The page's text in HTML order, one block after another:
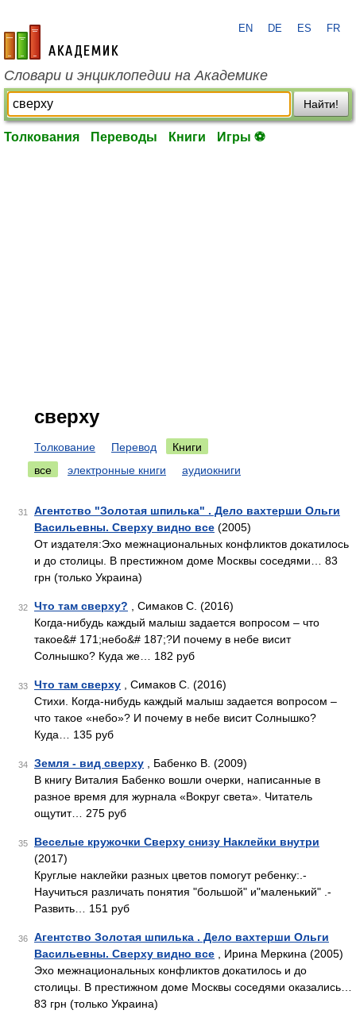
academic.ru
EN DE ES FR
Словари и энциклопедии на Академике
Найти!
Толкования Переводы Книги Игры ⚽
сверху
Толкование Перевод
Книги
все
электронные книги аудиокниги
31
Агентство "Золотая шпилька" . Дело вахтерши Ольги
Васильевны. Сверху видно все (2005)
От издателя:Эхо межнациональных конфликтов докатилось
и до столицы. В престижном доме Москвы соседями… 83
грн (только Украина)
32 Что там сверху? , Симаков С. (2016)
Когда-нибудь каждый малыш задается вопросом – что
такое&# 171;небо&# 187;?И почему в небе висит
Солнышко? Куда же… 182 руб
33 Что там сверху , Симаков С. (2016)
Стихи. Когда-нибудь каждый малыш задается вопросом –
что такое «небо»? И почему в небе висит Солнышко?
Куда… 135 руб
34 Земля - вид сверху , Бабенко В. (2009)
В книгу Виталия Бабенко вошли очерки, написанные в
разное время для журнала «Вокруг света». Читатель
ощутит… 275 руб
35
Веселые кружочки Сверху снизу Наклейки внутри
(2017)
Круглые наклейки разных цветов помогут ребенку:.-
Научиться различать понятия "большой" и"маленький" .-
Развить… 151 руб
36
Агентство Золотая шпилька . Дело вахтерши Ольги
Васильевны. Сверху видно все , Ирина Меркина (2005)
Эхо межнациональных конфликтов докатилось и до
столицы. В престижном доме Москвы соседями оказались…
83 грн (только Украина)